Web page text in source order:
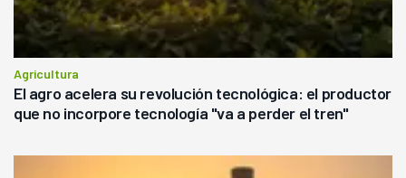
Agricultura
El agro acelera su revolución tecnológica: el productor
que no incorpore tecnología "va a perder el tren"